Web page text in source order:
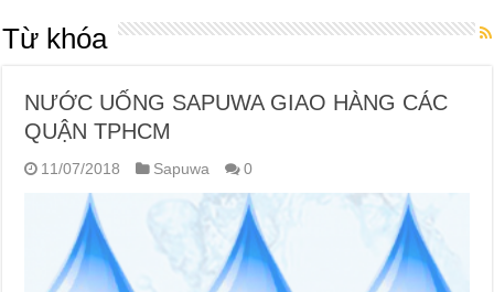
Từ khóa
NƯỚC UỐNG SAPUWA GIAO HÀNG CÁC
QUẬN TPHCM
11/07/2018 Sapuwa 0